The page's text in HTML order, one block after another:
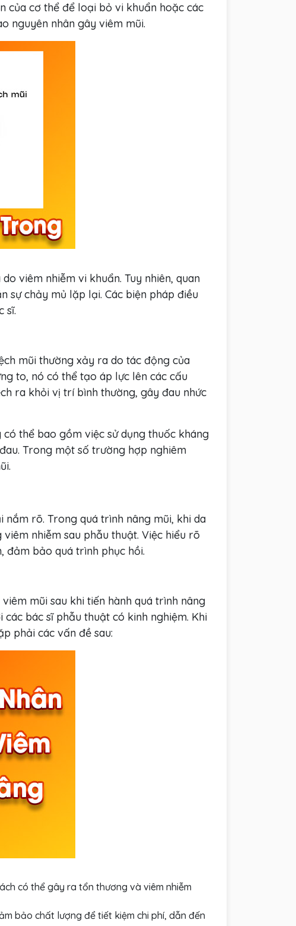
của cơ thể để loại bỏ vi khuẩn hoặc các
nguyên nhân gây viêm mũi.
viêm nhiễm vi khuẩn. Tuy nhiên, quan
sự chảy mủ lặp lại. Các biện pháp điều
sĩ.
mũi thường xảy ra do tác động của
to, nó có thể tạo áp lực lên các cấu
ra khỏi vị trí bình thường, gây đau nhức
thể bao gồm việc sử dụng thuốc kháng
Trong một số trường hợp nghiêm
rõ. Trong quá trình nâng mũi, khi da
nhiễm sau phẫu thuật. Việc hiểu rõ
đảm bảo quá trình phục hồi.
mũi sau khi tiến hành quá trình nâng
bác sĩ phẫu thuật có kinh nghiệm. Khi
phải các vấn đề sau:
có thể gây ra tổn thương và viêm nhiễm
bảo chất lượng để tiết kiệm chi phí, dẫn đến